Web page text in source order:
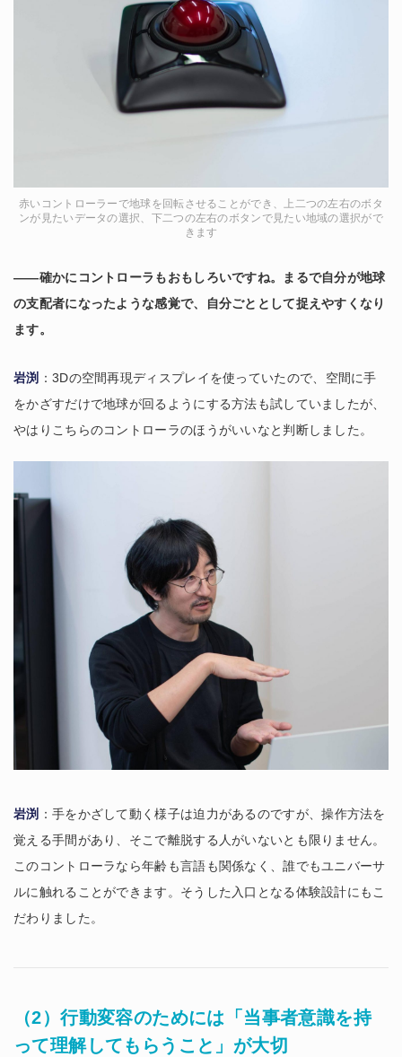
赤いコントローラーで地球を回転させることができ、上二つの左右のボタ
ンが見たいデータの選択、下二つの左右のボタンで見たい地域の選択がで
きます
――確かにコントローラもおもしろいですね。まるで自分が地球
の支配者になったような感覚で、自分ごととして捉えやすくなり
ます。
岩渕 ：3Dの空間再現ディスプレイを使っていたので、空間に手
をかざすだけで地球が回るようにする方法も試していましたが、
やはりこちらのコントローラのほうがいいなと判断しました。
岩渕 ：手をかざして動く様子は迫力があるのですが、操作方法を
覚える手間があり、そこで離脱する人がいないとも限りません。
このコントローラなら年齢も言語も関係なく、誰でもユニバーサ
ルに触れることができます。そうした入口となる体験設計にもこ
だわりました。
（2）行動変容のためには「当事者意識を持
って理解してもらうこと」が大切